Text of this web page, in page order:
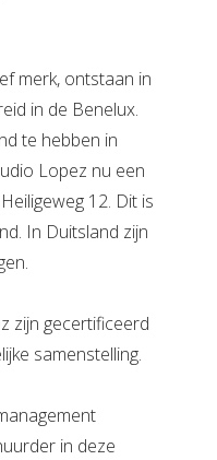
merk, ontstaan in
in de Benelux.
te hebben in
Lopez nu een
12. Dit is
In Duitsland zijn
zijn gecertificeerd
samenstelling.
in deze